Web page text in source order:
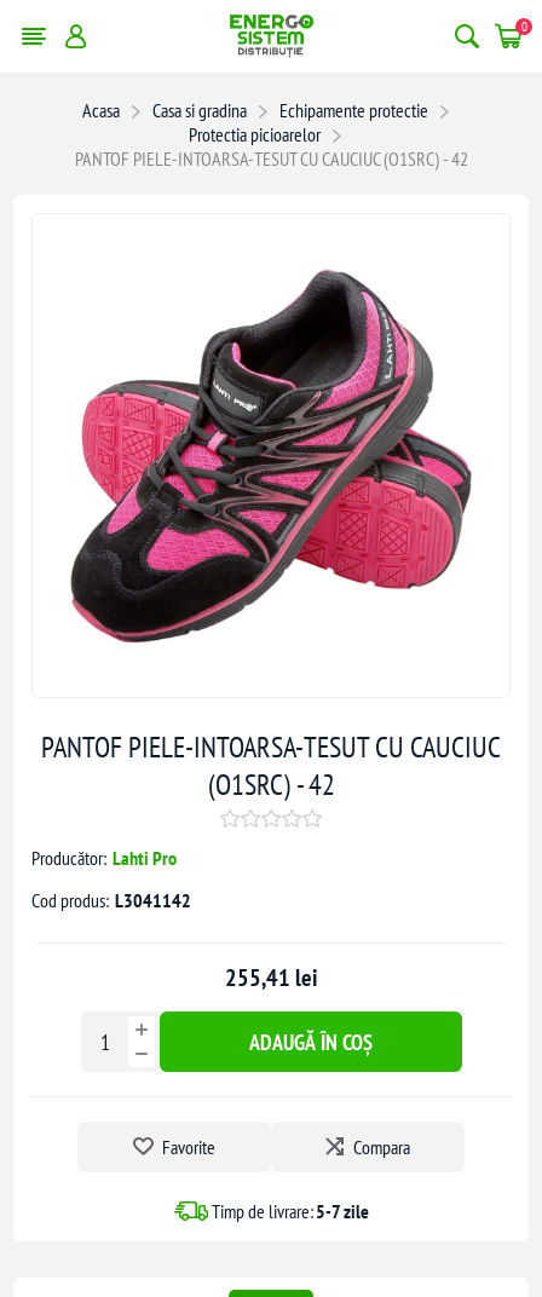
0
Acasa Casa si gradina
Echipamente protectie
Protectia picioarelor
PANTOF PIELE-INTOARSA-TESUT CU CAUCIUC (O1SRC) - 42
PANTOF PIELE-INTOARSA-TESUT CU CAUCIUC
(O1SRC) - 42
Producător: Lahti Pro
Cod produs: L3041142
255,41 lei
ADAUGĂ ÎN COȘ
Favorite Compara
Timp de livrare:5-7 zile